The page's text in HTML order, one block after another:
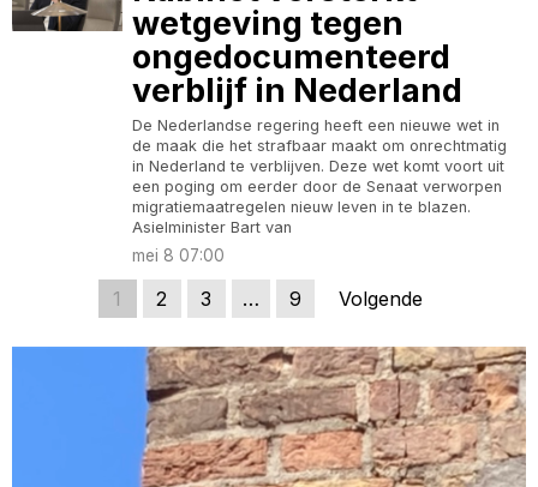
wetgeving tegen
ongedocumenteerd
verblijf in Nederland
De Nederlandse regering heeft een nieuwe wet in
de maak die het strafbaar maakt om onrechtmatig
in Nederland te verblijven. Deze wet komt voort uit
een poging om eerder door de Senaat verworpen
migratiemaatregelen nieuw leven in te blazen.
Asielminister Bart van
mei 8 07:00
1 2 3 … 9 Volgende